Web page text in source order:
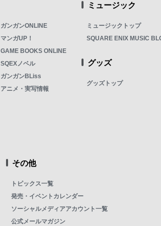
ガンガンONLINE
マンガUP！
GAME BOOKS ONLINE
SQEXノベル
ガンガンBLiss
アニメ・実写情報
ミュージック
ミュージックトップ
SQUARE ENIX MUSIC
グッズ
グッズトップ
その他
トピックス一覧
発売・イベントカレンダー
ソーシャルメディアアカウント一覧
公式メールマガジン